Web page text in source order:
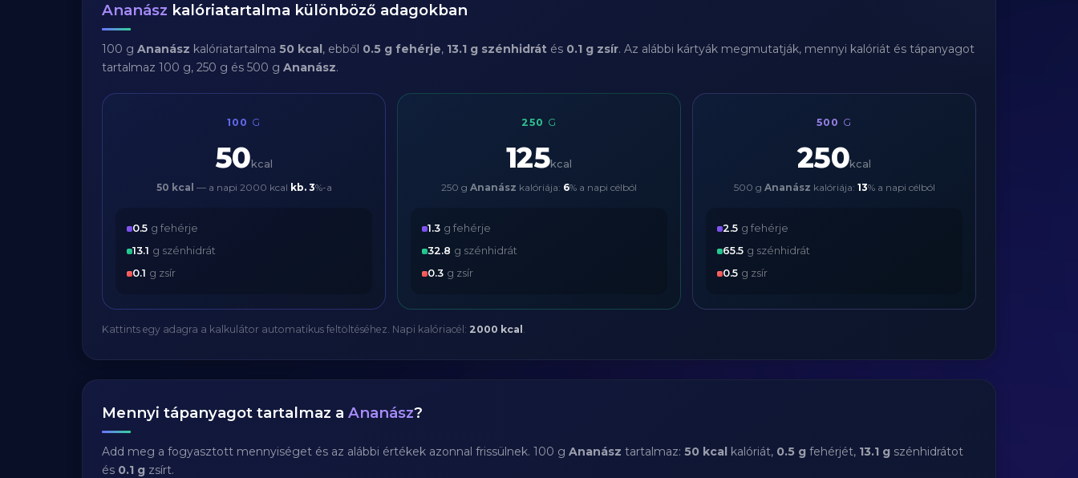
Ananász kalóriatartalma különböző adagokban
100 g Ananász kalóriatartalma 50 kcal, ebből 0.5 g fehérje, 13.1 g szénhidrát és 0.1 g zsír. Az alábbi kártyák megmutatják, mennyi kalóriát és tápanyagot
tartalmaz 100 g, 250 g és 500 g Ananász.
100 G
50 kcal
50 kcal — a napi 2000 kcal kb. 3%-a
0.5 g fehérje
13.1 g szénhidrát
0.1 g zsír
250 G
125kcal
250 g Ananász kalóriája: 6% a napi célból
1.3 g fehérje
32.8 g szénhidrát
0.3 g zsír
500 G
250kcal
500 g Ananász kalóriája: 13% a napi célból
2.5 g fehérje
65.5 g szénhidrát
0.5 g zsír
Kattints egy adagra a kalkulátor automatikus feltöltéséhez. Napi kalóriacél: 2000 kcal .
Mennyi tápanyagot tartalmaz a Ananász?
Add meg a fogyasztott mennyiséget és az alábbi értékek azonnal frissülnek. 100 g Ananász tartalmaz: 50 kcal kalóriát, 0.5 g fehérjét, 13.1 g szénhidrátot
és 0.1 g zsírt.